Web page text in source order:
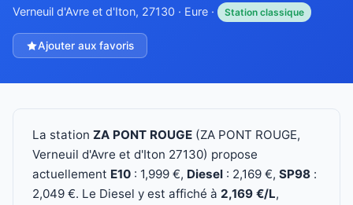
Verneuil d'Avre et d'Iton, 27130 · Eure · Station classique
Ajouter aux favoris
La station ZA PONT ROUGE (ZA PONT ROUGE,
Verneuil d'Avre et d'Iton 27130) propose
actuellement E10 : 1,999 €, Diesel : 2,169 €, SP98 :
2,049 €. Le Diesel y est affiché à 2,169 €/L,